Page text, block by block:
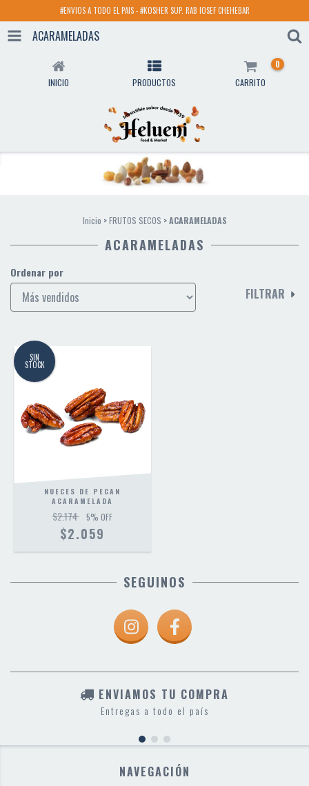
#ENVIOS A TODO EL PAIS - #KOSHER SUP. RAB IOSEF CHEHEBAR
ACARAMELADAS
INICIO PRODUCTOS CARRITO
0
Inicio > FRUTOS SECOS > ACARAMELADAS
ACARAMELADAS
Ordenar por
FILTRAR
SIN
STOCK
NUECES DE PECAN
ACARAMELADA
$2.174 5% OFF
$2.059
SEGUINOS
ENVIAMOS TU COMPRA
Entregas a todo el país
NAVEGACIÓN